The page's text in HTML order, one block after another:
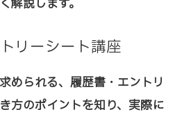
解説します。
リーシート講座
められる、履歴書・エントリ
方のポイントを知り、実際に